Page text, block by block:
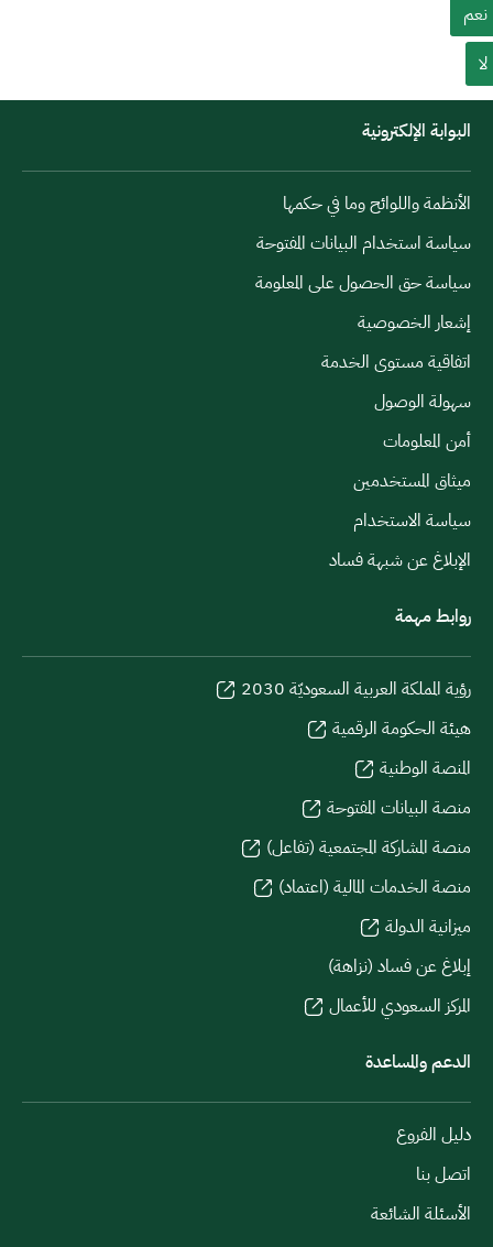
نعم
لا
البوابة الإلكترونية
الأنظمة واللوائح وما في حكمها
سياسة استخدام البيانات المفتوحة
سياسة حق الحصول على المعلومة
إشعار الخصوصية
اتفاقية مستوى الخدمة
سهولة الوصول
أمن المعلومات
ميثاق المستخدمين
سياسة الاستخدام
الإبلاغ عن شبهة فساد
روابط مهمة
رؤية المملكة العربية السعوديّة 2030
هيئة الحكومة الرقمية
المنصة الوطنية
منصة البيانات المفتوحة
منصة المشاركة المجتمعية (تفاعل)
منصة الخدمات المالية (اعتماد)
ميزانية الدولة
إبلاغ عن فساد (نزاهة)
المركز السعودي للأعمال
الدعم والمساعدة
دليل الفروع
اتصل بنا
الأسئلة الشائعة